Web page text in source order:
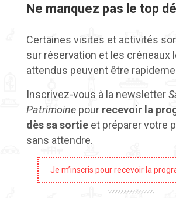
Ne manquez pas le top
Certaines visites et activités
sur réservation et les créneaux
attendus peuvent être
Inscrivez-vous à la newsletter
Patrimoine pour recevoir la
dès sa sortie et préparer votre
sans attendre.
Je m’inscris pour recevoir la